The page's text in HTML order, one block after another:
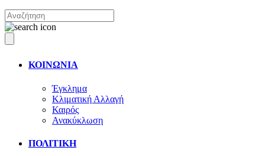
ΚΟΙΝΩΝΙΑ
Έγκλημα
Κλιματική Αλλαγή
Καιρός
Ανακύκλωση
ΠΟΛΙΤΙΚΗ